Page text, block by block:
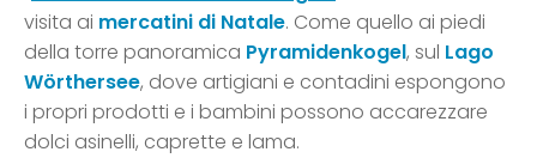
visita ai mercatini di Natale. Come quello ai piedi
della torre panoramica Pyramidenkogel, sul Lago
Wörthersee, dove artigiani e contadini espongono
i propri prodotti e i bambini possono accarezzare
dolci asinelli, caprette e lama.